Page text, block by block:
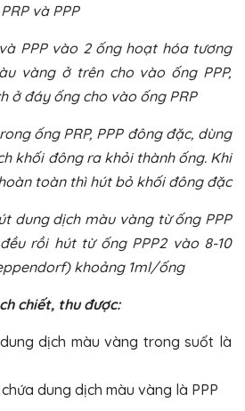
và PPP
và PPP vào 2 ống hoạt hóa tương
vàng ở trên cho vào ống PPP,
ở đáy ống cho vào ống PRP
ống PRP, PPP đông đặc, dùng
khối đông ra khỏi thành ống. Khi
toàn thì hút bỏ khối đông đặc
dung dịch màu vàng từ ống PPP
rồi hút từ ống PPP2 vào 8-10
khoảng 1ml/ống
chiết, thu được:
dịch màu vàng trong suốt là
dung dịch màu vàng là PPP